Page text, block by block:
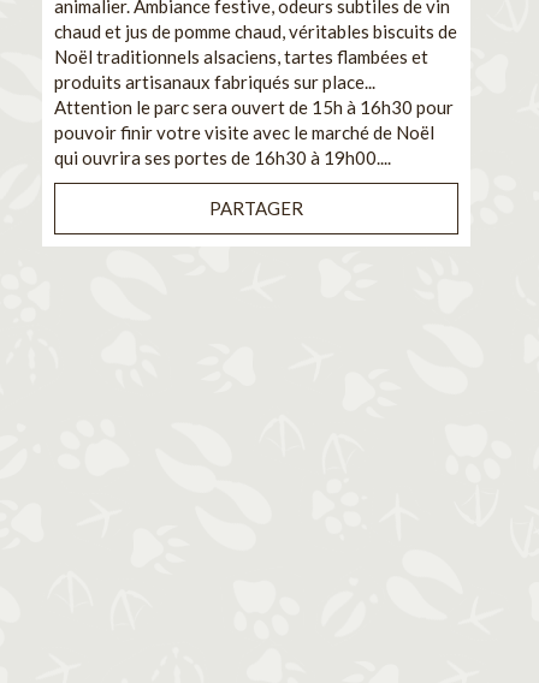
animalier. Ambiance festive, odeurs subtiles de vin
chaud et jus de pomme chaud, véritables biscuits de
Noël traditionnels alsaciens, tartes flambées et
produits artisanaux fabriqués sur place...
Attention le parc sera ouvert de 15h à 16h30 pour
pouvoir finir votre visite avec le marché de Noël
qui ouvrira ses portes de 16h30 à 19h00....
PARTAGER